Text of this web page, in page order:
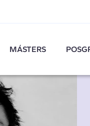
MÁSTERS